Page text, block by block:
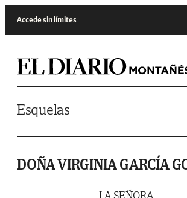
Accede sin límites
Esquelas
DOÑA VIRGINIA GARCÍA